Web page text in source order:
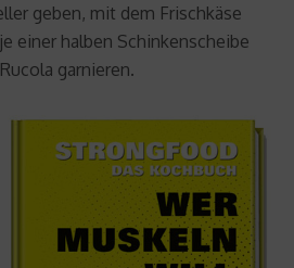
geben, mit dem Frischkäse
einer halben Schinkenscheibe
garnieren.